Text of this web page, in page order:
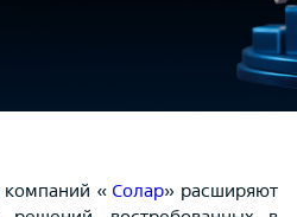
компаний « Солар» расширяют